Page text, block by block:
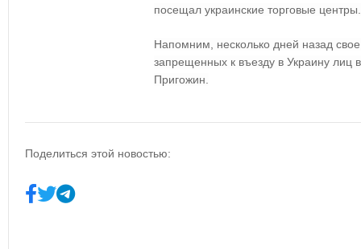
посещал украинские торговые центры.
Напомним, несколько дней назад
запрещенных к въезду в Украину
Пригожин.
Поделиться этой новостью: